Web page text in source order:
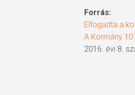
Forrás:
Elfogadta a
A Kormány
2016. évi 8.